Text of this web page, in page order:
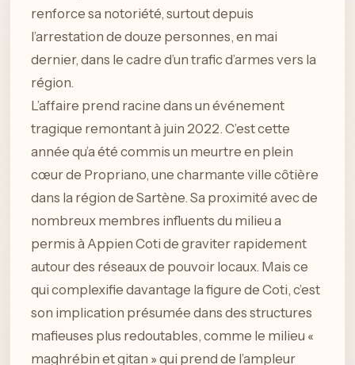
renforce sa notoriété, surtout depuis
l’arrestation de douze personnes, en mai
dernier, dans le cadre d’un trafic d’armes vers la
région.
L’affaire prend racine dans un événement
tragique remontant à juin 2022. C’est cette
année qu’a été commis un meurtre en plein
cœur de Propriano, une charmante ville côtière
dans la région de Sartène. Sa proximité avec de
nombreux membres influents du milieu a
permis à Appien Coti de graviter rapidement
autour des réseaux de pouvoir locaux. Mais ce
qui complexifie davantage la figure de Coti, c’est
son implication présumée dans des structures
mafieuses plus redoutables, comme le milieu «
maghrébin et gitan » qui prend de l’ampleur